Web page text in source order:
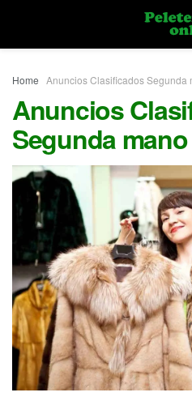
Home Anuncios Clasificados Segunda
Anuncios
Segunda mano